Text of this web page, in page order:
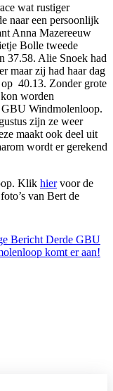
wat rustiger
naar een persoonlijk
Anna Mazereeuw
Bolle tweede
37.58. Alie Snoek had
maar zij had haar dag
op 40.13. Zonder grote
worden
GBU Windmolenloop.
zijn ze weer
maakt ook deel uit
wordt er gerekend
Klik hiervoor de
van Bert de
Bericht Derde GBU
komt er aan!